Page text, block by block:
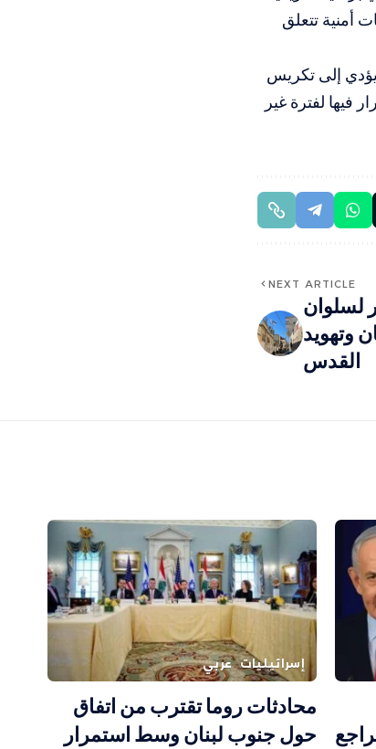
أمنية تتعلق
يؤدي إلى تكريس
فيها لفترة غير
NEXT ARTICLE
لسلوان
وتهويد
القدس
إسرائيليات عربي
محادثات روما تقترب من اتفاق
حول جنوب لبنان وسط استمرار